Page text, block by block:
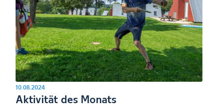
10.08.2024
Aktivität des Monats